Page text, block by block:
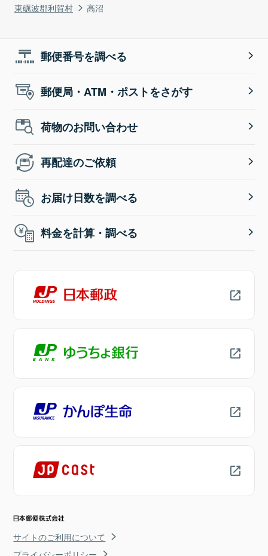
東礪波郡利賀村
高沼
郵便番号を調べる
郵便局・ATM・ポストをさがす
荷物のお問い合わせ
再配達のご依頼
お届け日数を調べる
料金を計算・調べる
サイトのご利用について